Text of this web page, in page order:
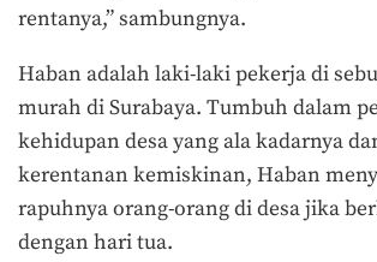
rentanya,” sambungnya.
Haban adalah laki-laki pekerja di
murah di Surabaya. Tumbuh dalam
kehidupan desa yang ala kadarnya
kerentanan kemiskinan, Haban
rapuhnya orang-orang di desa jika
dengan hari tua.